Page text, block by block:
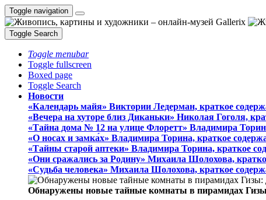
Toggle navigation
Toggle Search
Toggle menubar
Toggle fullscreen
Boxed page
Toggle Search
Новости
«Календарь майя» Виктории Ледерман, краткое
«Вечера на хуторе близ Диканьки» Николая Гоголя,
«Тайна дома № 12 на улице Флоретт» Владимира
«О носах и замка́х» Владимира Торина, краткое
«Тайны старой аптеки» Владимира Торина, краткое
«Они сражались за Родину» Михаила Шолохова,
«Судьба человека» Михаила Шолохова, краткое
Обнаружены новые тайные комнаты в пирамидах